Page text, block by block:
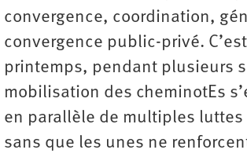
convergence, coordination,
convergence public-privé.
printemps, pendant plusieurs
mobilisation des cheminotEs
en parallèle de multiples luttes
sans que les unes ne